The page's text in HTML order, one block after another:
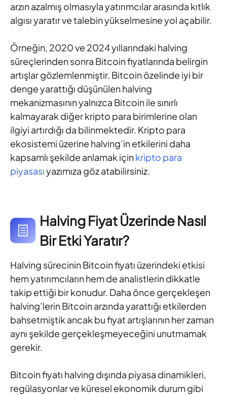
arzın azalmış olmasıyla yatırımcılar arasında kıtlık
algısı yaratır ve talebin yükselmesine yol açabilir.
Örneğin, 2020 ve 2024 yıllarındaki halving
süreçlerinden sonra Bitcoin fiyatlarında belirgin
artışlar gözlemlenmiştir. Bitcoin özelinde iyi bir
denge yarattığı düşünülen halving
mekanizmasının yalnızca Bitcoin ile sınırlı
kalmayarak diğer kripto para birimlerine olan
ilgiyi artırdığı da bilinmektedir. Kripto para
ekosistemi üzerine halving’in etkilerini daha
kapsamlı şekilde anlamak içinkripto para
piyasasıyazımıza göz atabilirsiniz.
Halving Fiyat Üzerinde Nasıl
Bir Etki Yaratır?
Halving sürecinin Bitcoin fiyatı üzerindeki etkisi
hem yatırımcıların hem de analistlerin dikkatle
takip ettiği bir konudur. Daha önce gerçekleşen
halving’lerin Bitcoin arzında yarattığı etkilerden
bahsetmiştik ancak bu fiyat artışlarının her zaman
aynı şekilde gerçekleşmeyeceğini unutmamak
gerekir.
Bitcoin fiyatı halving dışında piyasa dinamikleri,
regülasyonlar ve küresel ekonomik durum gibi